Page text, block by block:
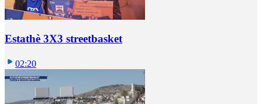
Estathè 3X3 streetbasket
02:20